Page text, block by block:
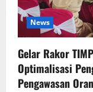
News
Gelar Rakor
Optimalisasi
Pengawasan